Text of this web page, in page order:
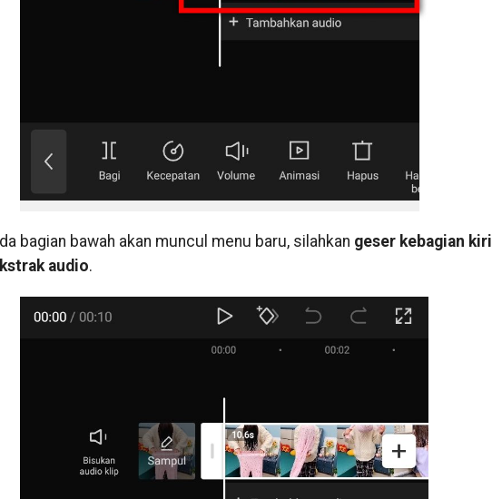
bagian bawah akan muncul menu baru, silahkan geser kebagian kiri
audio.